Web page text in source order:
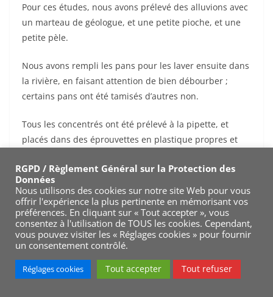
Pour ces études, nous avons prélevé des alluvions avec
un marteau de géologue, et une petite pioche, et une
petite pèle.
Nous avons rempli les pans pour les laver ensuite dans
la rivière, en faisant attention de bien débourber ;
certains pans ont été tamisés d’autres non.
Tous les concentrés ont été prélevé à la pipette, et
placés dans des éprouvettes en plastique propres et
En moyenne, 2 pans successifs ont été effectués, par
endroit de prélèvement.
Les concentrés de sables noirs ont pu être observés
séparément au microscope binoculaire.
Site de prospection n°1
RGPD / Règlement Général sur la Protection des
Données
Nous utilisons des cookies sur notre site Web pour vous
offrir l'expérience la plus pertinente en mémorisant vos
préférences. En cliquant sur « Tout accepter », vous
consentez à l'utilisation de TOUS les cookies. Cependant,
vous pouvez visiter les « Réglages cookies » pour fournir
un consentement contrôlé.
Réglages cookies Tout accepter Tout refuser